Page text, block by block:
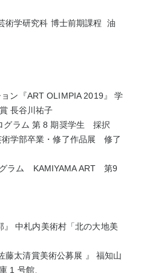
学研究科 博士前期課程 油
ン『ART OLIMPIA 2019』 学
長谷川祐子
グラム 第 8 期奨学生 採択
学部卒業・修了作品展 修了
ム KAMIYAMA ART 第9
』中札内美術村「北の大地美
太清賞美術公募展 』
福知山
1 号館、